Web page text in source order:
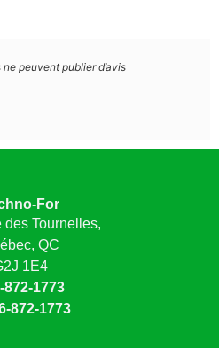
peuvent publier d’avis
For
des Tournelles,
QC
1E4
872-1773
872-1773